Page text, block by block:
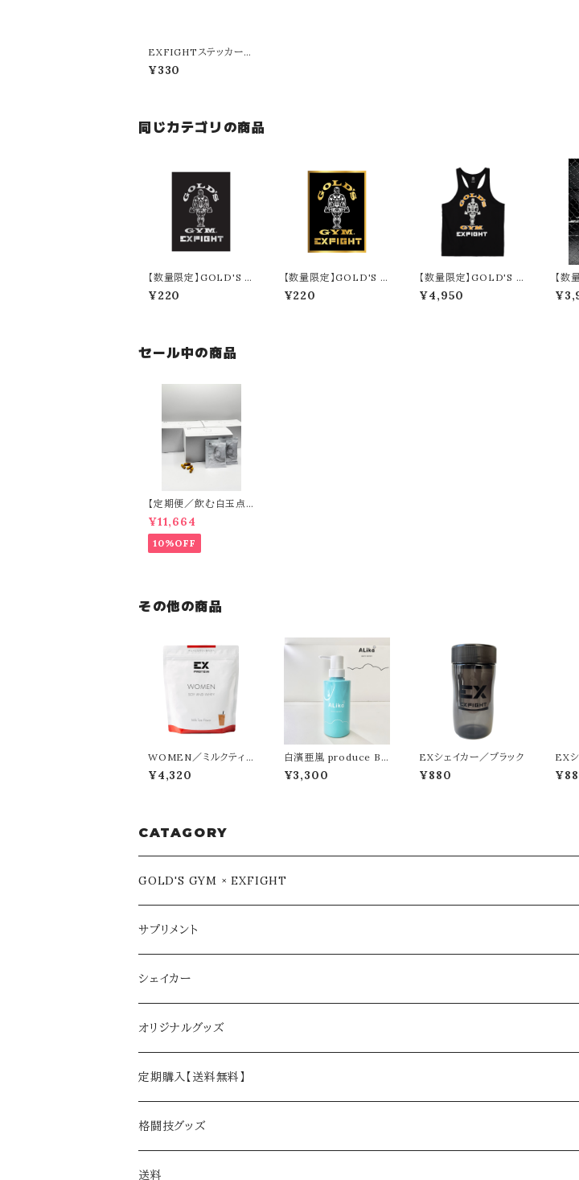
EXFIGHTステッカー
（ネイビー）
¥330
同じカテゴリの商品
【数量限定】GOLD'S G
YM × EXFIGHT ステ
ッカー（SILVER × BLA
¥220
【数量限定】GOLD'S G
YM × EXFIGHT ステ
ッカー（GOLD × BLAC
¥220
【数量限定】GOLD'S G
YM × EXFIGHT コット
ンスラブタンク
¥4,950
【数
BOY
HI
セール中の商品
【定期便／飲む白玉点
滴-美肌目的の方-】CL
EAR（60日分）
¥11,664
10%OFF
その他の商品
WOMEN／ミルクティ
ー
¥4,320
白濱亜嵐 produce BO
DY SOAP 『ALika』
¥3,300
EXシェイカー／ブラック
¥880
EX
ルピ
CATAGORY
GOLD'S GYM × EXFIGHT
サプリメント
シェイカー
オリジナルグッズ
定期購入【送料無料】
格闘技グッズ
送料